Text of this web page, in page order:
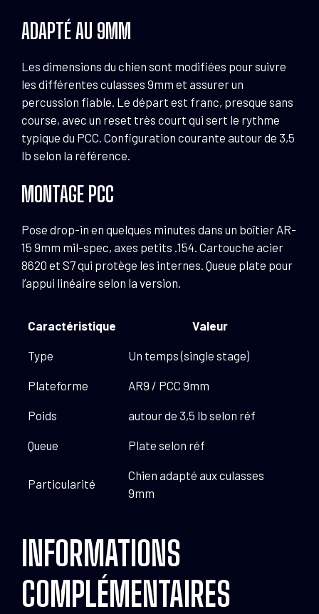
ADAPTÉ AU 9MM
Les dimensions du chien sont modifiées pour suivre
les différentes culasses 9mm et assurer un
percussion fiable. Le départ est franc, presque sans
course, avec un reset très court qui sert le rythme
typique du PCC. Configuration courante autour de 3,5
lb selon la référence.
MONTAGE PCC
Pose drop-in en quelques minutes dans un boîtier AR-
15 9mm mil-spec, axes petits .154. Cartouche acier
8620 et S7 qui protège les internes. Queue plate pour
l’appui linéaire selon la version.
Caractéristique Valeur
Type Un temps (single stage)
Plateforme AR9 / PCC 9mm
Poids autour de 3,5 lb selon réf
Queue Plate selon réf
Particularité
Chien adapté aux culasses
9mm
INFORMATIONS
COMPLÉMENTAIRES